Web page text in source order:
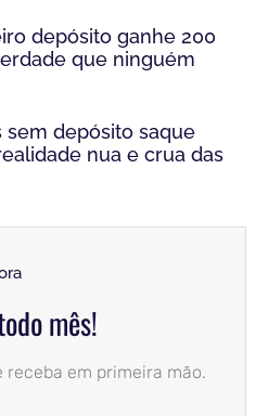
depósito ganhe 200
que ninguém
sem depósito saque
nua e crua das
mês!
receba em primeira mão.